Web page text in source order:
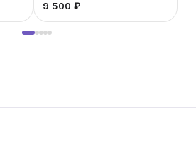
9 500 ₽